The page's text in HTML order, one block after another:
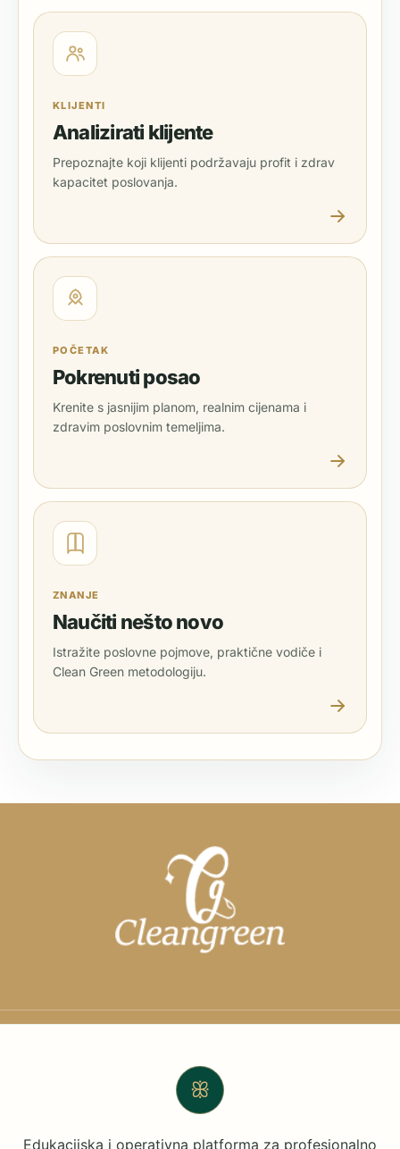
KLIJENTI
Analizirati klijente
Prepoznajte koji klijenti podržavaju profit i zdrav
kapacitet poslovanja.
POČETAK
Pokrenuti posao
Krenite s jasnijim planom, realnim cijenama i
zdravim poslovnim temeljima.
ZNANJE
Naučiti nešto novo
Istražite poslovne pojmove, praktične vodiče i
Clean Green metodologiju.
ꕥ
Edukacijska i operativna platforma za profesionalno